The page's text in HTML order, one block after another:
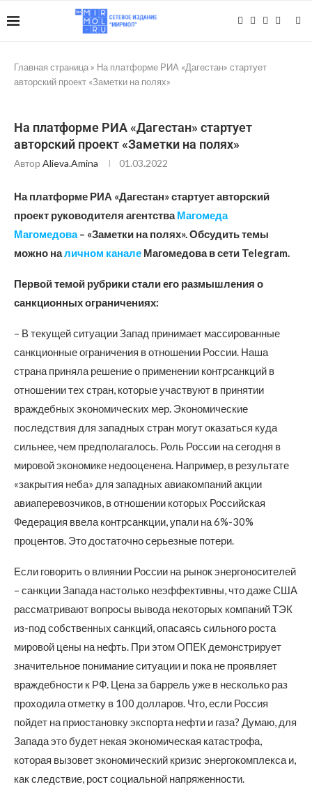
Главная страница » На платформе РИА «Дагестан» стартует
авторский проект «Заметки на полях»
На платформе РИА «Дагестан» стартует
авторский проект «Заметки на полях»
Автор Alieva.amina 01.03.2022
На платформе РИА «Дагестан» стартует авторский
проект руководителя агентстваМагомеда
Магомедова– «Заметки на полях». Обсудить темы
можно наличном канале Магомедова в сети Telegram.
Первой темой рубрики стали его размышления о
санкционных ограничениях:
– В текущей ситуации Запад принимает массированные
санкционные ограничения в отношении России. Наша
страна приняла решение о применении контрсанкций в
отношении тех стран, которые участвуют в принятии
враждебных экономических мер. Экономические
последствия для западных стран могут оказаться куда
сильнее, чем предполагалось. Роль России на сегодня в
мировой экономике недооценена. Например, в результате
«закрытия неба» для западных авиакомпаний акции
авиаперевозчиков, в отношении которых Российская
Федерация ввела контрсанкции, упали на 6%-30%
процентов. Это достаточно серьезные потери.
Если говорить о влиянии России на рынок энергоносителей
– санкции Запада настолько неэффективны, что даже США
рассматривают вопросы вывода некоторых компаний ТЭК
из-под собственных санкций, опасаясь сильного роста
мировой цены на нефть. При этом ОПЕК демонстрирует
значительное понимание ситуации и пока не проявляет
враждебности к РФ. Цена за баррель уже в несколько раз
проходила отметку в 100 долларов. Что, если Россия
пойдет на приостановку экспорта нефти и газа? Думаю, для
Запада это будет некая экономическая катастрофа,
которая вызовет экономический кризис энергокомплекса и,
как следствие, рост социальной напряженности.